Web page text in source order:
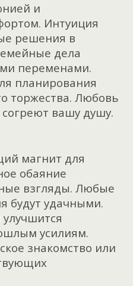
и
Интуиция
решения в
дела
переменами.
планирования
торжества. Любовь
вашу душу.
магнит для
обаяние
взгляды. Любые
будут удачными.
усилиям.
знакомство или